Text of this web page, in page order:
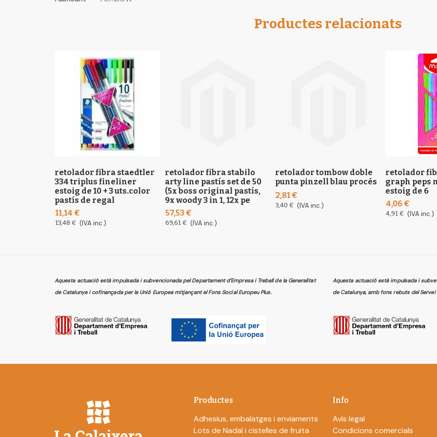
the
Productes relacionats
retolador fibra staedtler
334 triplus fineliner
estoig de 10 + 3 uts.color
pastís de regal
11,14 €
13,48 € (IVA inc.)
retolador fibra stabilo
arty line pastís set de 50
(5x boss original pastís,
9x woody 3 in 1, 12x pe
57,53 €
69,61 € (IVA inc.)
retolador tombow doble
punta pinzell blau procés
2,81 €
3,40 € (IVA inc.)
retolador
graph peps
estoig de 6
4,06 €
4,91 € (IVA inc.)
Aquesta actuació està impulsada i subvencionada pel Departament d’Empresa i Treball de la Generalitat
de Catalunya i cofinançada per la Unió Europea mitjançant el Fons Social Europeu Plus.
Aquesta actuació està impulsada i
de Catalunya, amb fons rebuts del Servei
Productes
Adhesius, embalatges i enviaments
Lots de Nadal i cistelles de fruita
Info
Avís legal
Condicions comercials